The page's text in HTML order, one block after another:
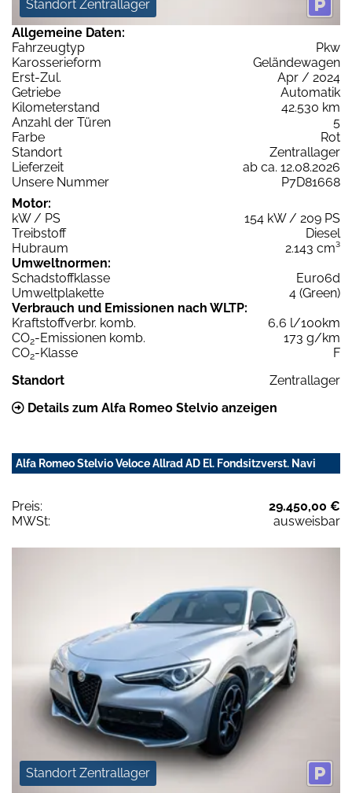
Standort Zentrallager
Allgemeine Daten:
Fahrzeugtyp
Pkw
Karosserieform
Geländewagen
Erst-Zul.
Apr / 2024
Getriebe
Automatik
Kilometerstand
42.530 km
Anzahl der Türen
5
Farbe
Rot
Standort
Zentrallager
Lieferzeit
ab ca. 12.08.2026
Unsere Nummer
P7D81668
Motor:
kW / PS
154 kW / 209 PS
Treibstoff
Diesel
Hubraum
2.143 cm³
Umweltnormen:
Schadstoffklasse
Euro6d
Umweltplakette
4 (Green)
Verbrauch und Emissionen nach WLTP:
Kraftstoffverbr. komb.
6,6 l/100km
CO2-Emissionen komb.
173 g/km
CO2-Klasse
F
Standort
Zentrallager
Details zum Alfa Romeo Stelvio anzeigen
Alfa Romeo Stelvio Veloce Allrad AD El. Fondsitzverst. Navi
Preis:
29.450,00 €
MWSt:
ausweisbar
Standort Zentrallager